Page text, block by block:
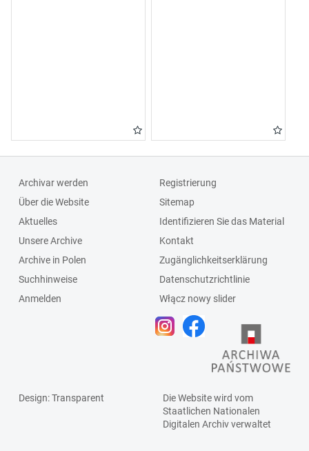
Archivar werden
Über die Website
Aktuelles
Unsere Archive
Archive in Polen
Suchhinweise
Anmelden
Registrierung
Sitemap
Identifizieren Sie das Material
Kontakt
Zugänglichkeitserklärung
Datenschutzrichtlinie
Włącz nowy slider
Design: Transparent
Die Website wird vom
Staatlichen Nationalen
Digitalen Archivverwaltet